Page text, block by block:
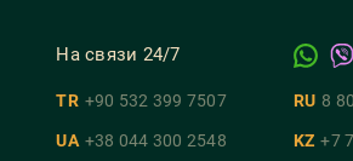
На связи 24/7
TR +90 532 399 7507 RU 8
UA +38 044 300 2548 KZ +7